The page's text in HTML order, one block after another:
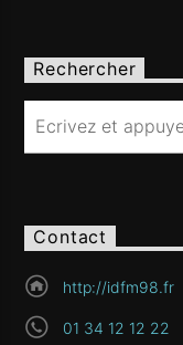
Rechercher
Contact
http://idfm98.fr
01 34 12 12 22